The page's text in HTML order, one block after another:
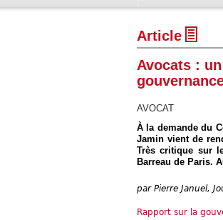
Article
Avocats :
AVOCAT
À la demande du
Jamin vient de
Très critique sur
Barreau de Paris.
par Pierre Januel,
Rapport sur la